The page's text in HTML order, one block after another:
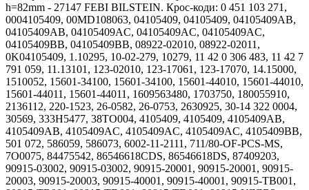
h=82mm - 27147 FEBI BILSTEIN. Крос-коди: 0 451 103 271,
0004105409, 00MD108063, 04105409, 04105409, 04105409AB,
04105409AB, 04105409AC, 04105409AC, 04105409AC,
04105409BB, 04105409BB, 08922-02010, 08922-02011,
0K04105409, 1.10295, 10-02-279, 10279, 11 42 0 306 483, 11 42 7
791 059, 11.13101, 123-02010, 123-17061, 123-17070, 14.15000,
1510052, 15601-34100, 15601-34100, 15601-44010, 15601-44010,
15601-44011, 15601-44011, 1609563480, 1703750, 180055910,
2136112, 220-1523, 26-0582, 26-0753, 2630925, 30-14 322 0004,
30569, 333H5477, 38TO004, 4105409, 4105409, 4105409AB,
4105409AB, 4105409AC, 4105409AC, 4105409AC, 4105409BB,
501 072, 586059, 586073, 6002-11-2111, 711/80-OF-PCS-MS,
7O0075, 84475542, 86546618CDS, 86546618DS, 87409203,
90915-03002, 90915-03002, 90915-20001, 90915-20001, 90915-
20003, 90915-20003, 90915-40001, 90915-40001, 90915-TB001,